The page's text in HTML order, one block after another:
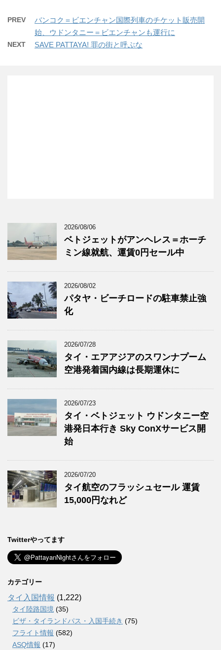
PREV
バンコク＝ビエンチャン国際列車のチケット販売開
始、ウドンタニー＝ビエンチャンも運行に
NEXT SAVE PATTAYA! 罪の街と呼ぶな
2026/08/06
ベトジェットがアンヘレス＝ホーチ
ミン線就航、運賃0円セール中
2026/08/02
パタヤ・ビーチロードの駐車禁止強
化
2026/07/28
タイ・エアアジアのスワンナプーム
空港発着国内線は長期運休に
2026/07/23
タイ・ベトジェット ウドンタニー空
港発日本行き Sky ConXサービス開
始
2026/07/20
タイ航空のフラッシュセール 運賃
15,000円なれど
Twitterやってます
カテゴリー
タイ入国情報 (1,222)
タイ陸路国境 (35)
ビザ・タイランドパス・入国手続き (75)
フライト情報 (582)
ASQ情報 (17)